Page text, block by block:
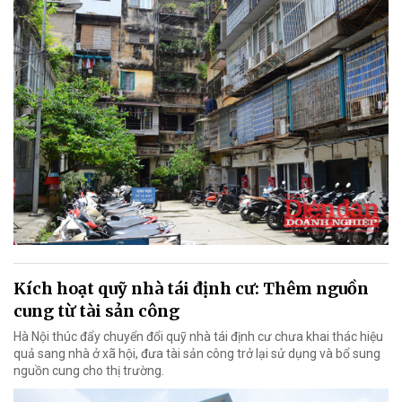
Kích hoạt quỹ nhà tái định cư: Thêm nguồn
cung từ tài sản công
Hà Nội thúc đẩy chuyển đổi quỹ nhà tái định cư chưa khai thác hiệu
quả sang nhà ở xã hội, đưa tài sản công trở lại sử dụng và bổ sung
nguồn cung cho thị trường.